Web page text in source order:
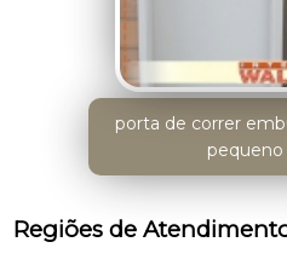
porta de correr
pequeno
Regiões de